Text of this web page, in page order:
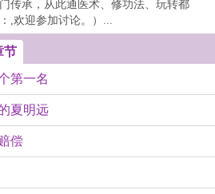
传承，从此通医术、修功法、玩转都
,欢迎参加讨论。）...
节
第一名
夏明远
偿